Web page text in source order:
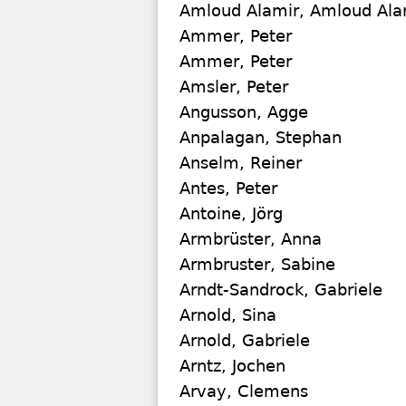
Amloud Alamir, Amloud
Ammer, Peter
Ammer, Peter
Amsler, Peter
Angusson, Agge
Anpalagan, Stephan
Anselm, Reiner
Antes, Peter
Antoine, Jörg
Armbrüster, Anna
Armbruster, Sabine
Arndt-Sandrock, Gabriele
Arnold, Sina
Arnold, Gabriele
Arntz, Jochen
Arvay, Clemens